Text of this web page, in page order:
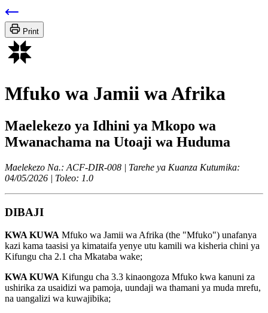
Print
Mfuko wa Jamii wa Afrika
Maelekezo ya Idhini ya Mkopo wa
Mwanachama na Utoaji wa Huduma
Maelekezo Na.: ACF-DIR-008 | Tarehe ya Kuanza Kutumika:
04/05/2026 | Toleo: 1.0
DIBAJI
KWA KUWA Mfuko wa Jamii wa Afrika (the "Mfuko") unafanya
kazi kama taasisi ya kimataifa yenye utu kamili wa kisheria chini ya
Kifungu cha 2.1 cha Mkataba wake;
KWA KUWA Kifungu cha 3.3 kinaongoza Mfuko kwa kanuni za
ushirika za usaidizi wa pamoja, uundaji wa thamani ya muda mrefu,
na uangalizi wa kuwajibika;